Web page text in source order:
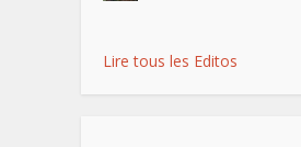
Lire tous les Editos